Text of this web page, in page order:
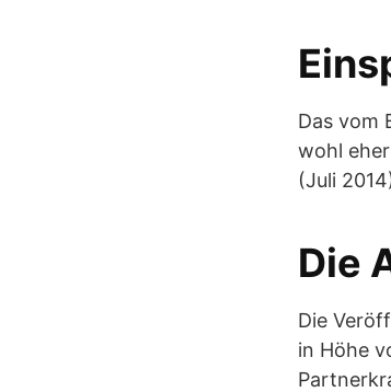
Das vom
wohl
(Juli
Die
Die
in Höhe